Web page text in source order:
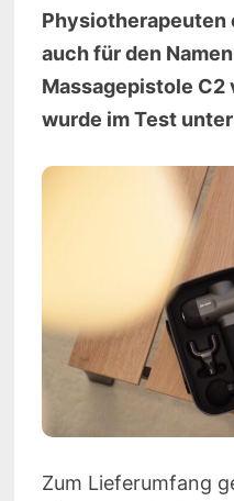
auch für den
Massagepistole C2
wurde im Test
Zum Lieferumfang